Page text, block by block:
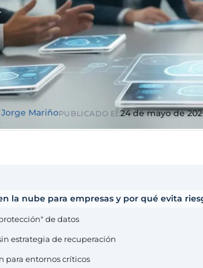
Sector público y
administraciones
Ayuntamientos, diputaciones,
ENS obligatorio
Pharma e industria
farmacéutica
GxP, AEMPS,
ISO 13485, entornos validados
Jorge MariñoPUBLICADO EL24 de mayo de
la nube para empresas y por qué evita
de datos
estrategia de recuperación
para entornos críticos